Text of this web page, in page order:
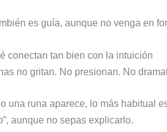
es guía, aunque no venga en
conectan tan bien con la intuición
no gritan. No presionan. No
una runa aparece, lo más habitual
aunque no sepas explicarlo.